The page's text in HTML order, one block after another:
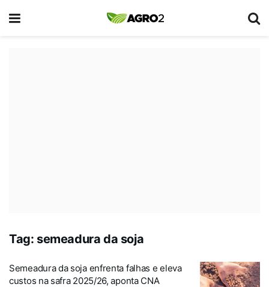
Tag: semeadura da soja
Semeadura da soja enfrenta falhas e eleva
custos na safra 2025/26, aponta CNA